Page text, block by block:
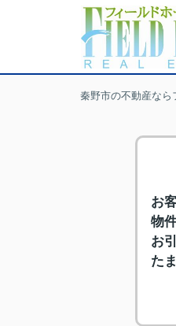
秦野市の不動産なら
お
物
お
た